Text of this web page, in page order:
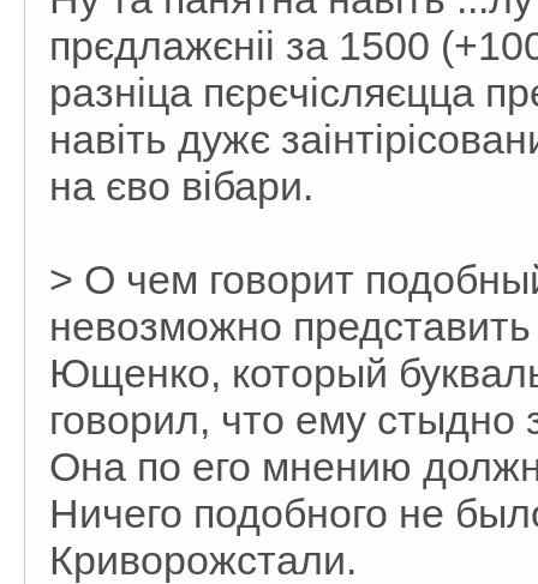
прєдлажєніі за 1500
разніца пєрєчісляєцца
навіть дужє
на єво вібари.
> О чем говорит
невозможно
Ющенко, который
говорил, что ему стыдно
Она по его мнению
Ничего подобного не
Криворожстали.